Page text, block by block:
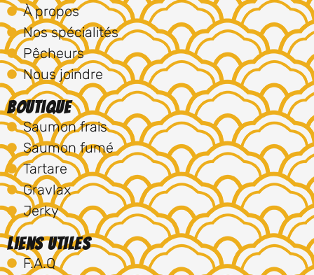
À propos
Nos spécialités
Pêcheurs
Nous joindre
Boutique
Saumon frais
Saumon fumé
Tartare
Gravlax
Jerky
Liens utiles
F.A.Q